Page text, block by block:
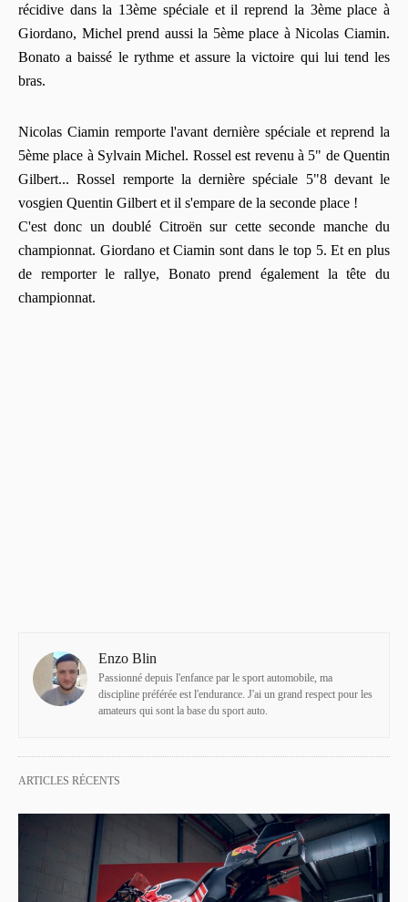
récidive dans la 13ème spéciale et il reprend la 3ème place à
Giordano, Michel prend aussi la 5ème place à Nicolas Ciamin.
Bonato a baissé le rythme et assure la victoire qui lui tend les
bras.
Nicolas Ciamin remporte l'avant dernière spéciale et reprend la
5ème place à Sylvain Michel. Rossel est revenu à 5" de Quentin
Gilbert... Rossel remporte la dernière spéciale 5"8 devant le
vosgien Quentin Gilbert et il s'empare de la seconde place !
C'est donc un doublé Citroën sur cette seconde manche du
championnat. Giordano et Ciamin sont dans le top 5. Et en plus
de remporter le rallye, Bonato prend également la tête du
championnat.
Enzo Blin
Passionné depuis l'enfance par le sport automobile, ma
discipline préférée est l'endurance. J'ai un grand respect pour les
amateurs qui sont la base du sport auto.
ARTICLES RÉCENTS